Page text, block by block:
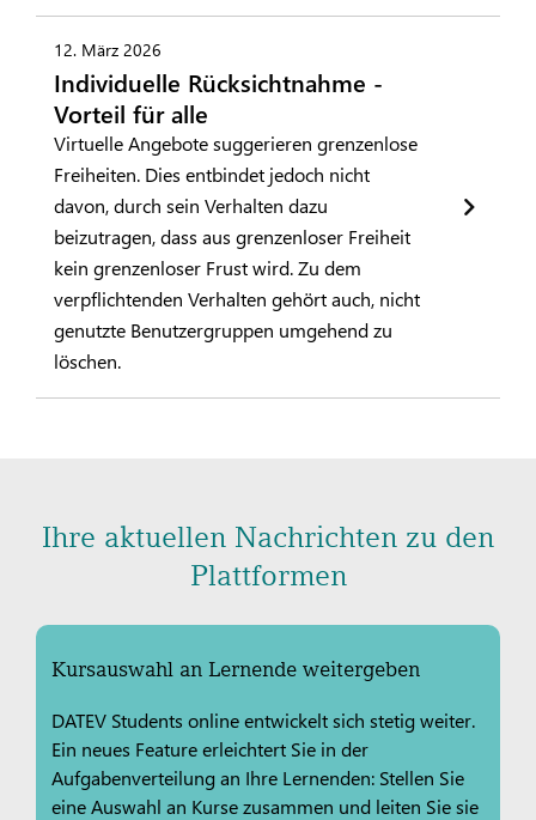
12. März 2026
Individuelle Rücksichtnahme -
Vorteil für alle
Virtuelle Angebote suggerieren grenzenlose
Freiheiten. Dies entbindet jedoch nicht
davon, durch sein Verhalten dazu
beizutragen, dass aus grenzenloser Freiheit
kein grenzenloser Frust wird. Zu dem
verpflichtenden Verhalten gehört auch, nicht
genutzte Benutzergruppen umgehend zu
löschen.
Ihre aktuellen Nachrichten zu den
Plattformen
Kursauswahl an Lernende weitergeben
DATEV Students online entwickelt sich stetig weiter.
Ein neues Feature erleichtert Sie in der
Aufgabenverteilung an Ihre Lernenden: Stellen Sie
eine Auswahl an Kurse zusammen und leiten Sie sie